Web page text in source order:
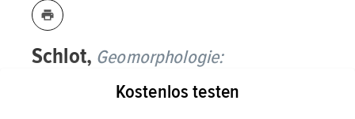
Schlot, Geomorphologie:
Kostenlos testen